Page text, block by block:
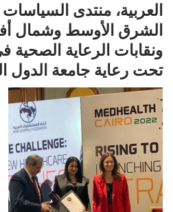
العربية، منتدى
الشرق الأوسط وشمال
ونقابات الرعاية الصحية
تحت رعاية جامعة الدول